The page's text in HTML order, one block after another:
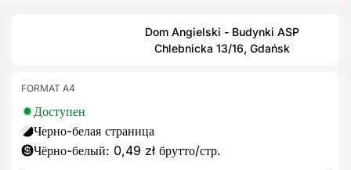
Dom Angielski - Budynki ASP
Chlebnicka 13/16, Gdańsk
FORMAT A4
Доступен
Черно-белая страница
Чёрно-белый: 0,49 zł брутто/стр.